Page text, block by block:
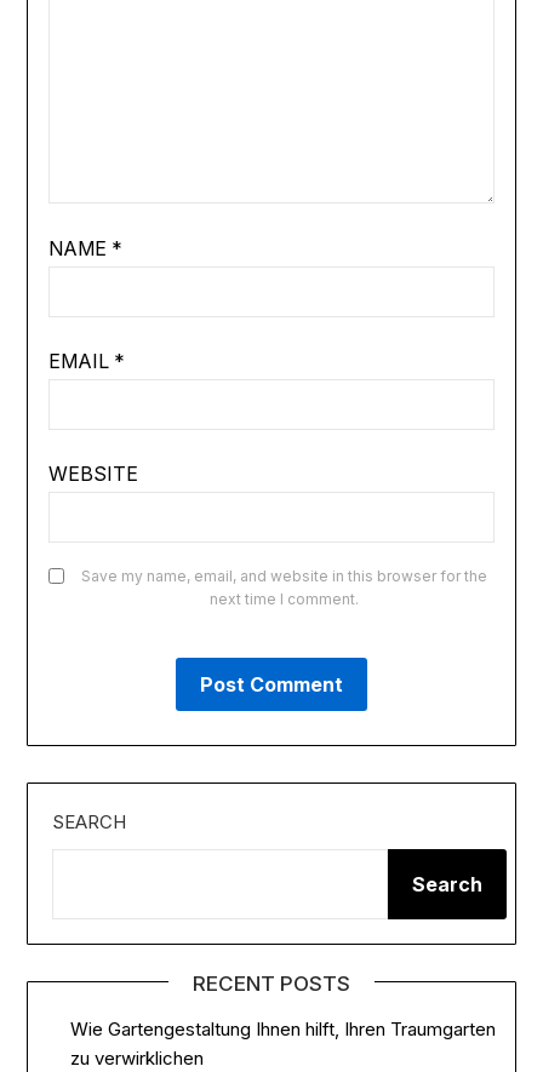
NAME *
EMAIL *
WEBSITE
Save my name, email, and website in this browser for the
next time I comment.
SEARCH
Search
RECENT POSTS
Wie Gartengestaltung Ihnen hilft, Ihren Traumgarten
zu verwirklichen